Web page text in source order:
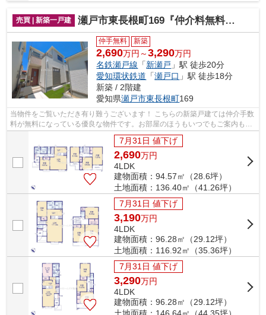
売買 | 新築一戸建 瀬戸市東長根町169『仲介料無料』新築戸建て
仲手無料 新築
2,690万円～3,290万円
名鉄瀬戸線 「新瀬戸 」駅 徒歩20分
愛知環状鉄道 「瀬戸口 」駅 徒歩18分
新築 / 2階建
愛知県瀬戸市東長根町169
当物件をご覧いただき有り難うございます！ こちらの新築戸建ては仲介手数
料が無料になっている優良な物件です。お部屋のほうもいつでもご案内もさ
せて頂きますのでお気軽にお問合せ下...
7月31日 値下げ
2,690万円
4LDK
建物面積：94.57㎡（28.6坪）
土地面積：136.40㎡（41.26坪）
7月31日 値下げ
3,190万円
4LDK
建物面積：96.28㎡（29.12坪）
土地面積：116.92㎡（35.36坪）
7月31日 値下げ
3,290万円
4LDK
建物面積：96.28㎡（29.12坪）